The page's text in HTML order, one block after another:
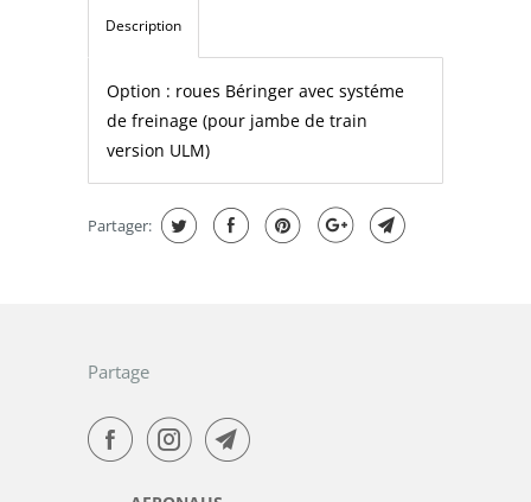
Description
Option : roues Béringer avec systéme
de freinage (pour jambe de train
version ULM)
Partager:
Partage